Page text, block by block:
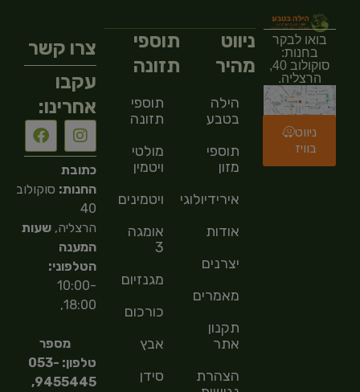
בואו לבקר
בחנות:
סוקולוב 40,
הרצליה.
ניווט
בוויז
ניווט
מהיר
הילה
בטבע
תוספי
מזון
אירידיולוגיה
אודות
יצרנים
מאמרים
תקנון
אתר
הצהרת
תוספי
תזונה
תוספי
תזונה
מולטי
ויטמין
ויטמינים
אומגה
3
מגנזיום
כורכום
אבץ
סידן
צרו קשר
עקבו
אחרינו:
כתובת
החנות: סוקולוב
40
הרצליה,שעות
המענה
הטלפוני:
10:00-
18:00,
מספר
טלפון: 053-
9455445,